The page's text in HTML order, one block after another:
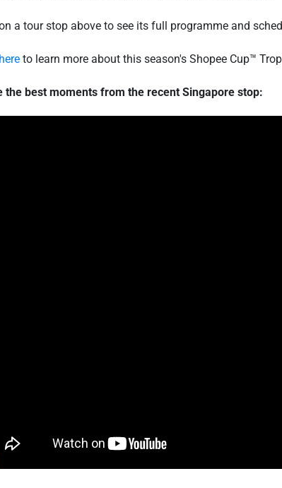
a tour stop above to see its full programme and
here to learn more about this season's Shopee Cup™
the best moments from the recent Singapore stop: